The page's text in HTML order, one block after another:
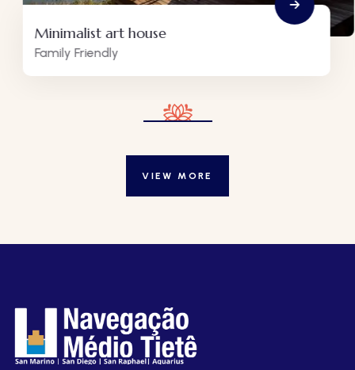
Minimalist art house
Family Friendly
VIEW MORE